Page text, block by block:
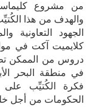
من مشروع
والهدف من هذا
الجهود التعاونية
كلايميت آكت في
دروس من الممكن
في منطقة البحر
فكرة الكُتيِّب على
الحكومات من أجل